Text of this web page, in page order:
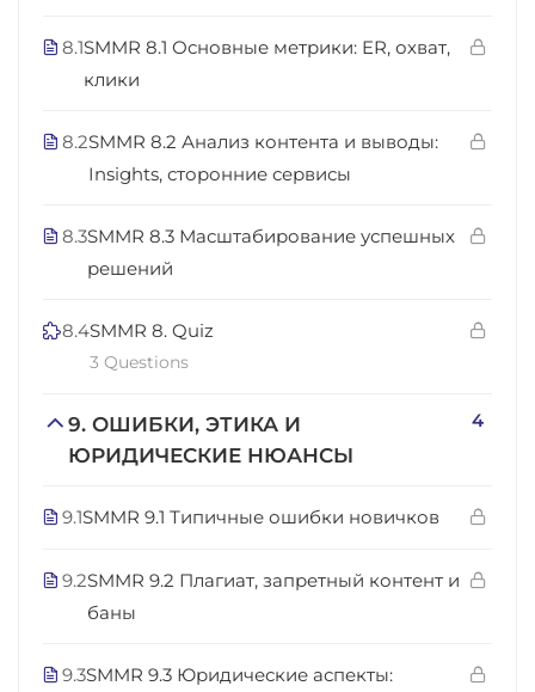
8.1SMMR 8.1 Основные метрики: ER, охват,
клики
8.2SMMR 8.2 Анализ контента и выводы:
Insights, сторонние сервисы
8.3SMMR 8.3 Масштабирование успешных
решений
8.4SMMR 8. Quiz
3 Questions
9. ОШИБКИ, ЭТИКА И
ЮРИДИЧЕСКИЕ НЮАНСЫ
4
9.1SMMR 9.1 Типичные ошибки новичков
9.2SMMR 9.2 Плагиат, запретный контент и
баны
9.3SMMR 9.3 Юридические аспекты: